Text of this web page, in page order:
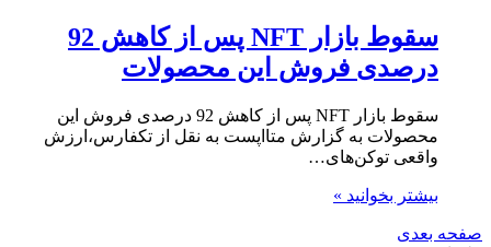
سقوط بازار NFT پس از کاهش 92
درصدی فروش این محصولات
سقوط بازار NFT پس از کاهش 92 درصدی فروش این
محصولات به گزارش متااپست به نقل از تکفارس،ارزش
واقعی توکن‌های…
بیشتر بخوانید »
صفحه بعدی